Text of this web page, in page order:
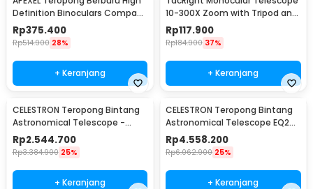
Definition Binoculars Compact
Zoom 12x42 - APL-RB12X42
Rp375.400
Rp514.900 28%
+ Keranjang
10-300X Zoom with Tripod and
Clip - T-11
Rp117.900
Rp184.900 37%
+ Keranjang
CELESTRON Teropong Bintang
Astronomical Telescope -
Deluxe 80EQ
Rp2.544.700
Rp3.384.900 25%
+ Keranjang
CELESTRON Teropong Bintang
Astronomical Telescope EQ2
Mount 910/90mm - Deluxe
90EQ
Rp4.558.200
Rp6.062.900 25%
+ Keranjang